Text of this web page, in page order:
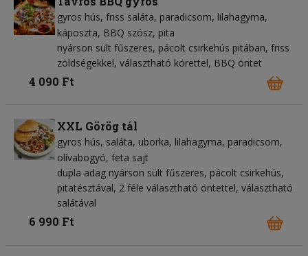
gyros hús friss saláta paradicsom lilahagyma
káposzta BBQ szósz pita
nyárson sült fűszeres, pácolt csirkehús pitában, friss
zöldségekkel, választható körettel, BBQ öntet
4 090 Ft
XXL Görög tál
gyros hús saláta uborka lilahagyma paradicsom
olívabogyó feta sajt
dupla adag nyárson sült fűszeres, pácolt csirkehús,
pitatésztával, 2 féle választható öntettel, választható
salátával
6 990 Ft